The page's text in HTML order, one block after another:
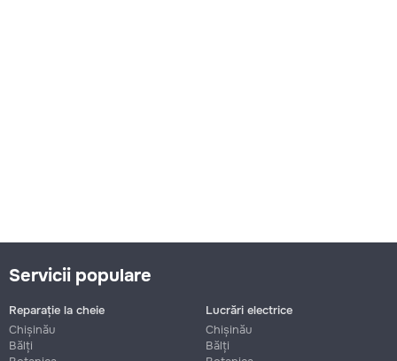
Servicii populare
Reparație la cheie
Chișinău
Bălți
Lucrări electrice
Chișinău
Bălți